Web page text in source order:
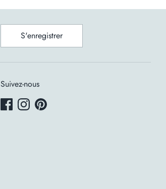
S'enregistrer
Suivez-nous